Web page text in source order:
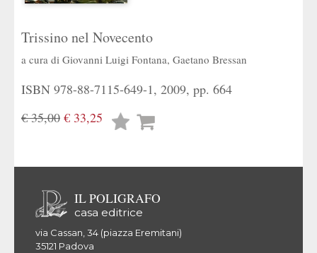
Trissino nel Novecento
a cura di Giovanni Luigi Fontana, Gaetano Bressan
ISBN 978-88-7115-649-1, 2009, pp. 664
€ 35,00 € 33,25
Lista
IL POLIGRAFO
casa editrice
via Cassan, 34 (piazza Eremitani)
35121 Padova